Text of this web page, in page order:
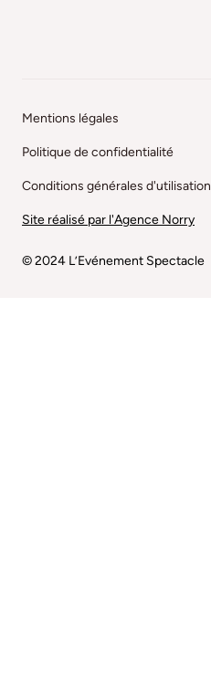
© 2024 L’Evénement Spectacle
Site réalisé par l'Agence Norry
Mentions légales
Politique de confidentialité
Conditions générales d'utilisation